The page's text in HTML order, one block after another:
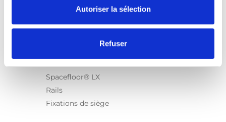
Autoriser la sélection
Refuser
Carospeed Classic
Plateformes pour fauteuils roulant
Spacefloor® LX
Rails
Fixations de siège